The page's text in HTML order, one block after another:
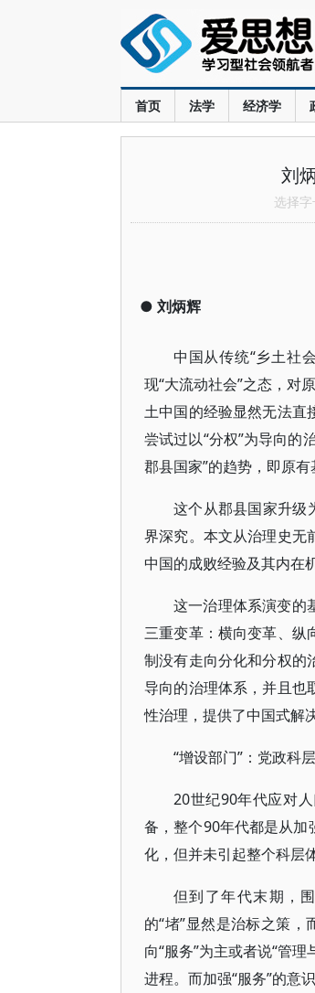
首页 法学 经济学
刘
选择字
● 刘炳辉
中国从传统“乡土社
现“大流动社会”之态，对
土中国的经验显然无法直
尝试过以“分权”为导向的
郡县国家”的趋势，即原
这个从郡县国家升级
界深究。本文从治理史无
中国的成败经验及其内在机
这一治理体系演变的
三重变革：横向变革、纵
制没有走向分化和分权的
导向的治理体系，并且也
性治理，提供了中国式解
“增设部门”：党政科
20世纪90年代应对
备，整个90年代都是从加
化，但并未引起整个科层
但到了年代末期，
的“堵”显然是治标之策
向“服务”为主或者说“管
进程。而加强“服务”的意